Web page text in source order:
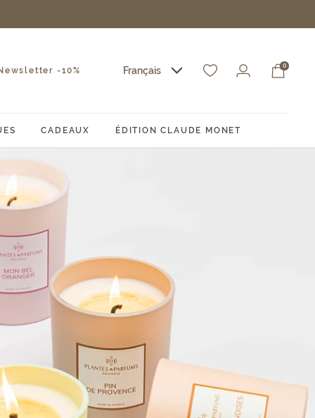
-10% Français 0
CADEAUX ÉDITION CLAUDE MONET